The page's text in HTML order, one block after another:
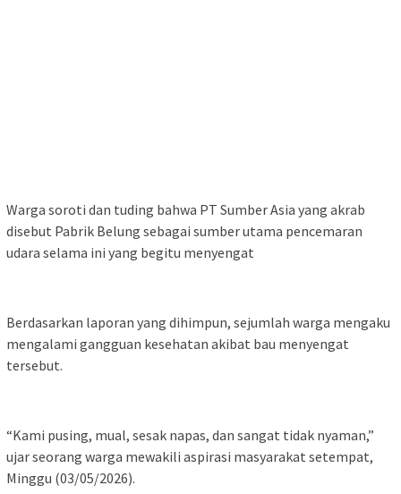
Warga soroti dan tuding bahwa PT Sumber Asia yang akrab
disebut Pabrik Belung sebagai sumber utama pencemaran
udara selama ini yang begitu menyengat
Berdasarkan laporan yang dihimpun, sejumlah warga mengaku
mengalami gangguan kesehatan akibat bau menyengat
tersebut.
“Kami pusing, mual, sesak napas, dan sangat tidak nyaman,”
ujar seorang warga mewakili aspirasi masyarakat setempat,
Minggu (03/05/2026).